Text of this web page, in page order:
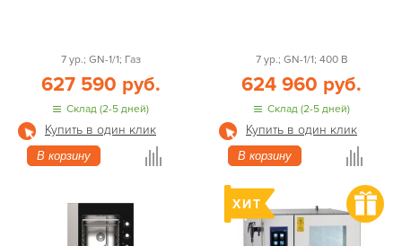
7 ур.; GN-1/1; Газ
627 590 руб.
Склад (2-5 дней)
Купить в один клик
В корзину
7 ур.; GN-1/1; 400 В
624 960 руб.
Склад (2-5 дней)
Купить в один клик
В корзину